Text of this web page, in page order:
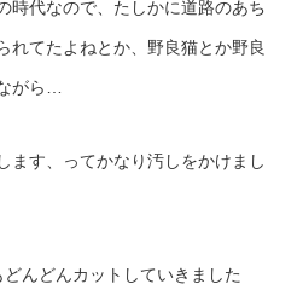
時代なので、たしかに道路のあち
れてたよねとか、野良猫とか野良
がら…
す、ってかなり汚しをかけまし
んどんカットしていきました